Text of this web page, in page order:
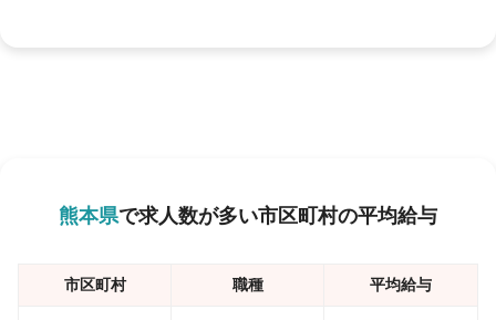
熊本県で求人数が多い市区町村の平均給与
市区町村 職種 平均給与